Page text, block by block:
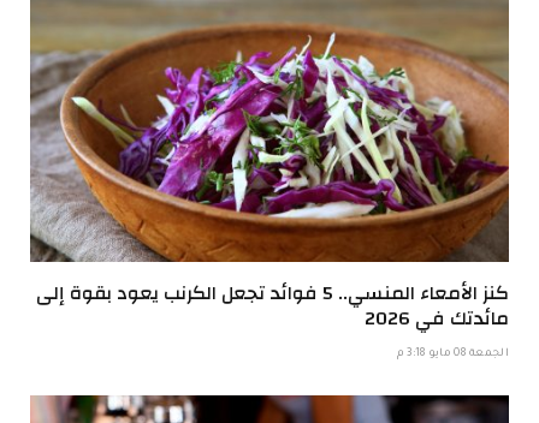
كنز الأمعاء المنسي.. 5 فوائد تجعل الكرنب يعود بقوة إلى
مائدتك في 2026
الجمعة 08 مايو 3:18 م